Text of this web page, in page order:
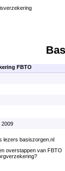
FBTO
2009
lezers basiszorgen.nl
overstappen van FBTO